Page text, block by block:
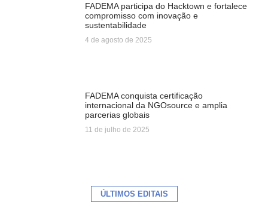
FADEMA participa do Hacktown e fortalece
compromisso com inovação e
sustentabilidade
4 de agosto de 2025
FADEMA conquista certificação
internacional da NGOsource e amplia
parcerias globais
11 de julho de 2025
ÚLTIMOS EDITAIS